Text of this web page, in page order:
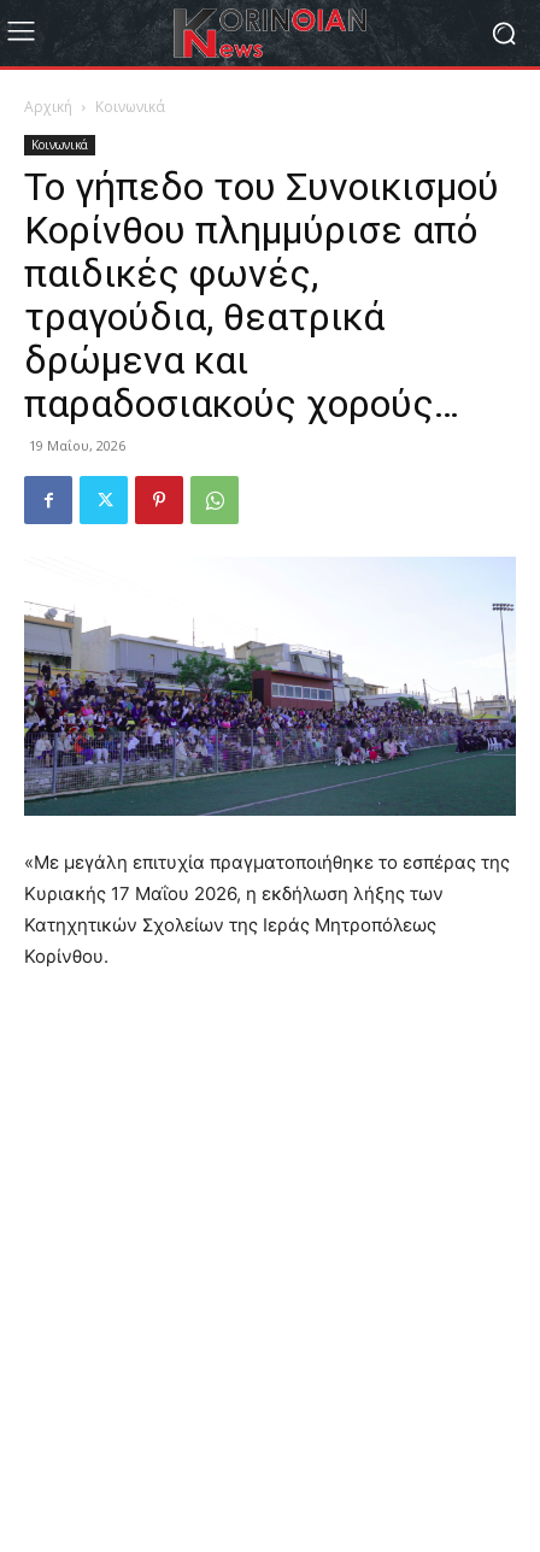
Αρχική Κοινωνικά
Κοινωνικά
Το γήπεδο του Συνοικισμού
Κορίνθου πλημμύρισε από
παιδικές φωνές,
τραγούδια, θεατρικά
δρώμενα και
παραδοσιακούς χορούς…
19 Μαΐου, 2026
«Με μεγάλη επιτυχία πραγματοποιήθηκε το εσπέρας της
Κυριακής 17 Μαΐου 2026, η εκδήλωση λήξης των
Κατηχητικών Σχολείων της Ιεράς Μητροπόλεως
Κορίνθου.